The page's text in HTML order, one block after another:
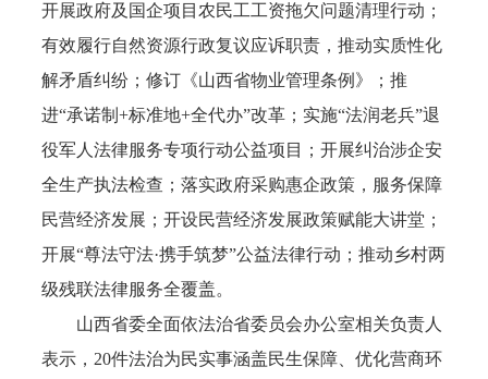
开展政府及国企项目农民工工资拖欠问题清理行动；
有效履行自然资源行政复议应诉职责，推动实质性化
解矛盾纠纷；修订《山西省物业管理条例》；推
进“承诺制+标准地+全代办”改革；实施“法润老兵”退
役军人法律服务专项行动公益项目；开展纠治涉企安
全生产执法检查；落实政府采购惠企政策，服务保障
民营经济发展；开设民营经济发展政策赋能大讲堂；
开展“尊法守法·携手筑梦”公益法律行动；推动乡村两
级残联法律服务全覆盖。
山西省委全面依法治省委员会办公室相关负责人
表示，20件法治为民实事涵盖民生保障、优化营商环